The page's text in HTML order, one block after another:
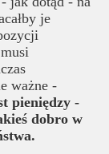
je
ważne -
pieniędzy -
dobro w